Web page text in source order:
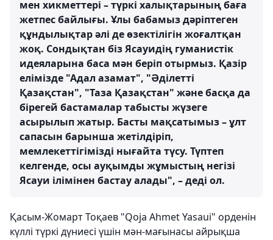
мен хикметтері – түркі халықтарының баға
жетпес байлығы. Ұлы бабамыз дәріптеген
құндылықтар әлі де өзектілігін жоғалтқан
жоқ. Сондықтан біз Ясауидің гуманистік
идеяларына баса мән беріп отырмыз. Қазір
елімізде "Адал азамат", "Әділетті
Қазақстан", "Таза Қазақстан" және басқа да
бірегей бастамалар табысты жүзеге
асырылып жатыр. Басты мақсатымыз – ұлт
сапасын барынша жетілдіріп,
мемлекеттігімізді нығайта түсу. Түптеп
келгенде, осы ауқымды жұмыстың негізі
Ясауи ілімінен бастау алады", – деді ол.
Қасым-Жомарт Тоқаев "Qoja Ahmet Yasaui" орденін
күллі түркі дүниесі үшін мән-мағынасы айрықша